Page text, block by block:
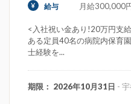
給与 月給300,000
<入社祝い金あり!20万円支
ある定員40名の病院内保育
士経験を...
期限： 2026年10月31日 -